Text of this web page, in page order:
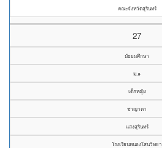
คณะจังหวัดสุรินทร์
27
มัธยมศึกษา
ม.๑
เด็กหญิง
ชาญาดา
แสงสุรินทร์
โรงเรียนหนองโสนวิทยา